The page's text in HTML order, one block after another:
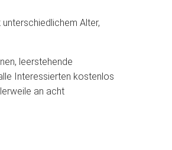
Alter,
leerstehende
Interessierten kostenlos
an acht